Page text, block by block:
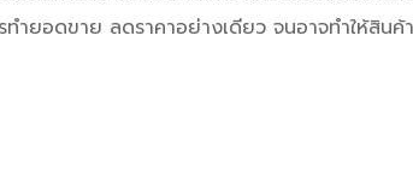
ยอดขาย ลดราคาอย่างเดียว จนอาจทำให้สินค้